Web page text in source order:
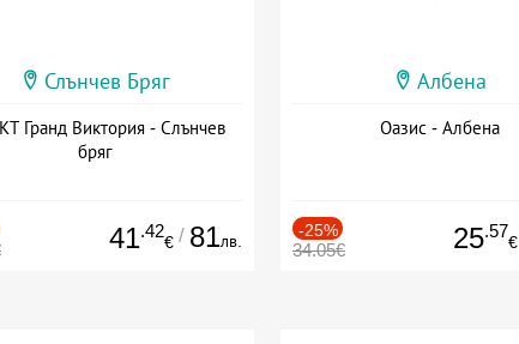
Слънчев Бряг
Гранд Виктория - Слънчев
бряг
41.42
€ / 81лв.
Албена
Оазис - Албена
-25%
34.05€ 25.57
€